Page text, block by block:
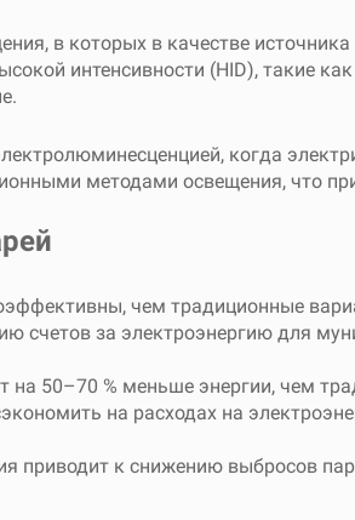
в которых в качестве
интенсивности (HID), такие
когда
методами освещения, что
чем традиционные
счетов за электроэнергию для
на 50–70 % меньше энергии, чем
на расходах на
приводит к снижению выбросов